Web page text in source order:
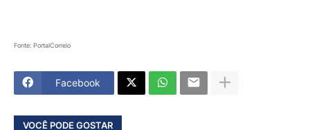
Fonte: PortalCorreio
Facebook
VOCÊ PODE GOSTAR